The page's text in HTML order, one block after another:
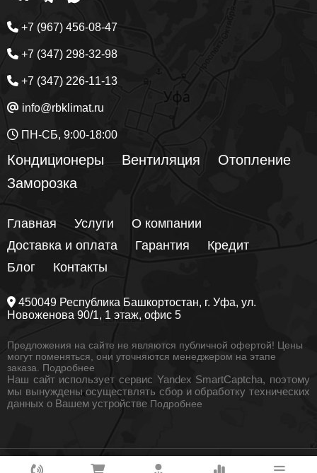
+7 (967) 456-08-47
+7 (347) 298-32-98
+7 (347) 226-11-13
info@rbklimat.ru
ПН-СБ, 9:00-18:00
Кондиционеры Вентиляция
Отопление
Заморозка
Главная Услуги
О компании
Доставка и оплата
Гарантия
Кредит
Блог
Контакты
450049 Республика Башкортостан, г. Уфа, ул.
Новоженова 90/1, 1 этаж, офис 5
Предложения на сайте не являются публичной офертой! Цены
могут поменяться, они уточняются менеджером на этапе
заказа. Подробнее
Наш сайт использует сервис Yandex SmartCaptcha, поэтому
мы вынуждены осуществлять сбор и обработку технических
данных о Вашем устройстве Подробнее
© 2026 РБ Климат. Все права защищены
Как вам удобнее с нами связаться?